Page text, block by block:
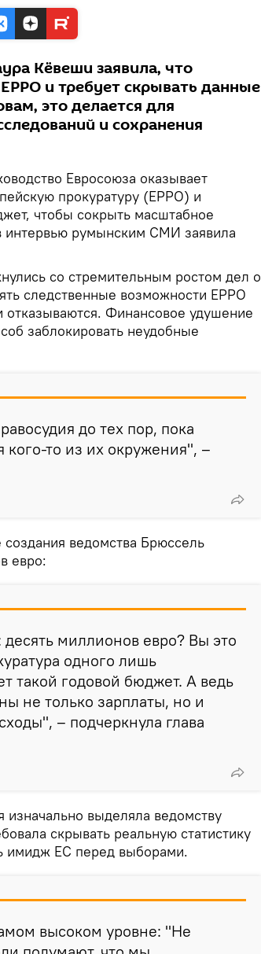
Кёвеши заявила, что
и требует скрывать данные
это делается для
и сохранения
Евросоюза оказывает
прокуратуру (EPPO) и
чтобы сокрыть масштабное
интервью румынским СМИ заявила
со стремительным ростом дел о
следственные возможности EPPO
отказываются. Финансовое удушение
заблокировать неудобные
до тех пор, пока
кого-то из их окружения", –
ведомства Брюссель
евро:
десять миллионов евро? Вы это
одного лишь
такой годовой бюджет. А ведь
не только зарплаты, но и
– подчеркнула глава
изначально выделяла ведомству
скрывать реальную статистику
имидж ЕС перед выборами.
высоком уровне: "Не